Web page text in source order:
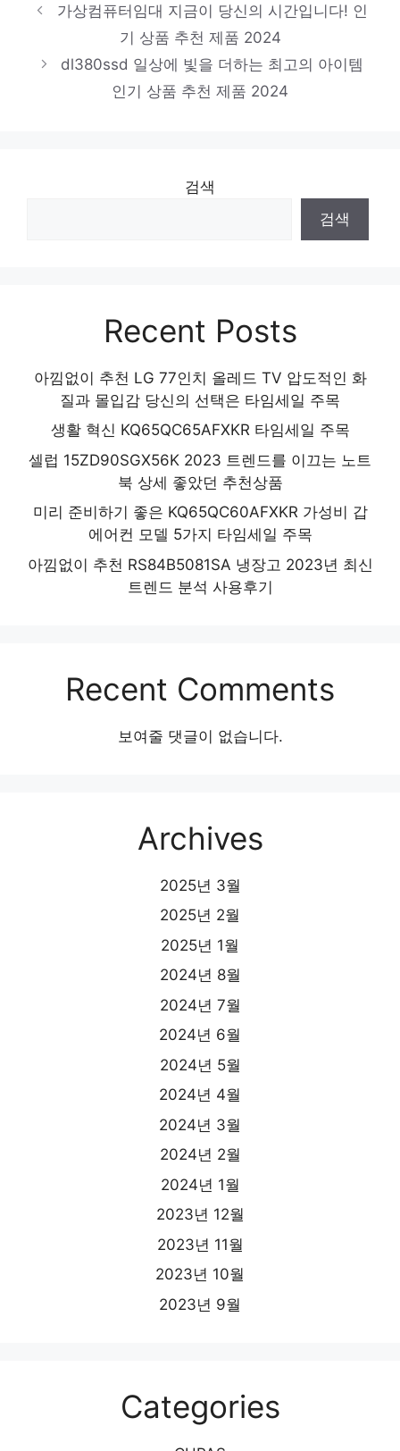
dell7810
마음이 움직이는 디자인 아이템 인기 상품 추
천 제품 2024
가상컴퓨터임대 지금이 당신의 시간입니다! 인
기 상품 추천 제품 2024
dl380ssd 일상에 빛을 더하는 최고의 아이템
인기 상품 추천 제품 2024
검색
검색
Recent Posts
아낌없이 추천 LG 77인치 올레드 TV 압도적인 화
질과 몰입감 당신의 선택은 타임세일 주목
생활 혁신 KQ65QC65AFXKR 타임세일 주목
셀럽 15ZD90SGX56K 2023 트렌드를 이끄는 노트
북 상세 좋았던 추천상품
미리 준비하기 좋은 KQ65QC60AFXKR 가성비 갑
에어컨 모델 5가지 타임세일 주목
아낌없이 추천 RS84B5081SA 냉장고 2023년 최신
트렌드 분석 사용후기
Recent Comments
보여줄 댓글이 없습니다.
Archives
2025년 3월
2025년 2월
2025년 1월
2024년 8월
2024년 7월
2024년 6월
2024년 5월
2024년 4월
2024년 3월
2024년 2월
2024년 1월
2023년 12월
2023년 11월
2023년 10월
2023년 9월
Categories